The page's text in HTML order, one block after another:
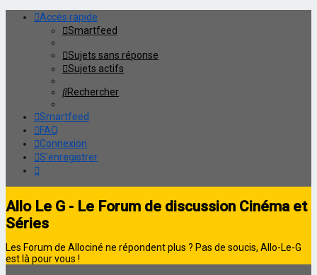
Accès rapide
Smartfeed
Sujets sans réponse
Sujets actifs
Rechercher
Smartfeed
FAQ
Connexion
S’enregistrer
Allo Le G - Le Forum de discussion Cinéma et
Séries
Les Forum de Allociné ne répondent plus ? Pas de soucis, Allo-Le-G
est là pour vous !